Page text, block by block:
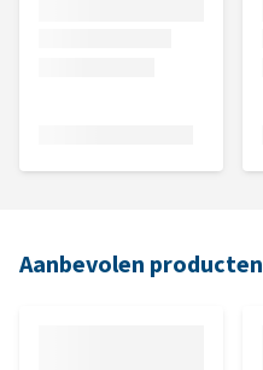
Aanbevolen producten